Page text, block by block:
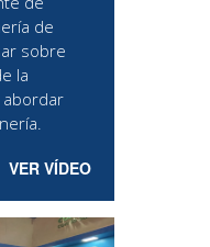
de
sobre
la
abordar
VER VÍDEO